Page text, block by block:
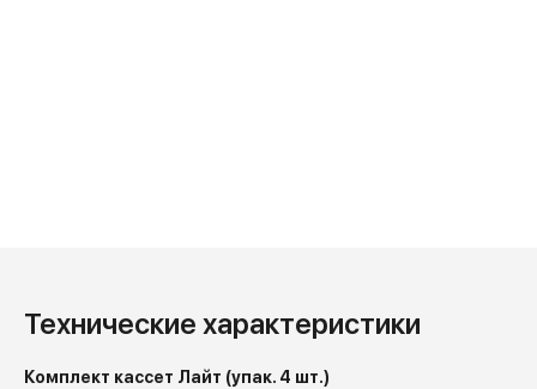
Технические характеристики
Комплект кассет Лайт (упак. 4 шт.)